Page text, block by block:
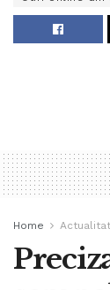
Home